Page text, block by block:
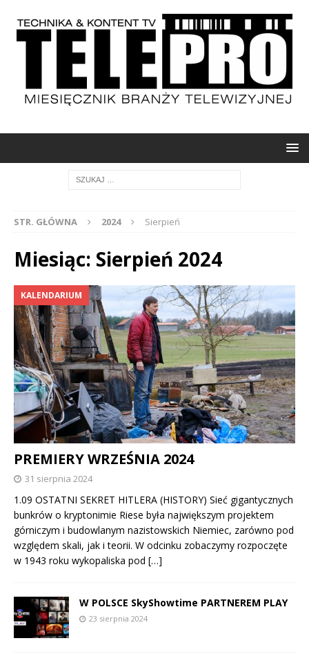
STR. GŁÓWNA 2024 Sierpień
Miesiąc: Sierpień 2024
KALENDARIUM
PREMIERY WRZEŚNIA 2024
31 sierpnia 2024
1.09 OSTATNI SEKRET HITLERA (HISTORY) Sieć gigantycznych
bunkrów o kryptonimie Riese była największym projektem
górniczym i budowlanym nazistowskich Niemiec, zarówno pod
względem skali, jak i teorii. W odcinku zobaczymy rozpoczęte
w 1943 roku wykopaliska pod […]
W POLSCE SkyShowtime PARTNEREM PLAY
23 sierpnia 2024